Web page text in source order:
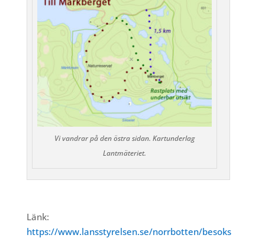
Vi vandrar på den östra sidan. Kartunderlag
Lantmäteriet.
Länk:
https://www.lansstyrelsen.se/norrbotten/besoks